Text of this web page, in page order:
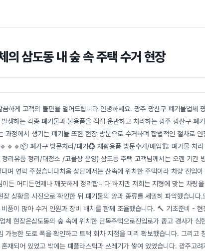
의 삼도동 내 숲 속 주택 수거 현장
하게 고객의 불편을 덜어드립니다 안녕하세요. 광주 광산구 폐기물업체
생하는 각종 폐기물과 불용품을 직접 운반하고 처리하는 광주 광산구 폐
과정에서 생기는 폐기물 또한 현장 방문으로 수거하며 합법적인 절차로 안
폐가구 방문처리/폐기♻️ 재활용품 방문수거/매입🏗️ 폐기물 처리
리유품 정리/대청소 /고물상 운영) 삼도동 주택 고객님께서는 오랜 기간
며 연락 주셨습니다처음 상담에서는 산속에 위치한 주택이라 차량 진입
든 어디든언제나 깨끗하게 정리합니다 하지만 저희는 지형에 맞는 차량
장 상황을 사진으로 확인한 뒤 폐기물의 양과 종류를 세밀히 파악했습니다
품이 많아 수거 인원과 장비 배치를 함께 조율했습니다. 🔨 기초준비 -
체 현장은삼도동의 숲 속에 위치한 단독주택으로진입로가 좁고 경사가 심
가능한 도로 폭을 확인하고 트럭 회차 지점을 미리 확보했습니다. 그리고
재되어 있었고 밖에는 폐플라스틱과 쓰레기가 쌓여 있었습니다. 광주고려